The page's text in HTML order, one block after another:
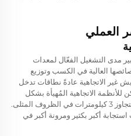
العملي
مدى التشغيل الفعّال لمعدات
العالية في الكسب وتوزيع
غير الاتجاهية عادةً نطاقات تدخل
بين 500 و1000 متر، يمكن للأنظمة الاتجاهية المُهيأة بشكل
صحيح استهداف الأهداف على مسافات تتجاوز 3 كيلومترات في الظروف المثلى.
أكبر بكثير ومرونة أكبر في